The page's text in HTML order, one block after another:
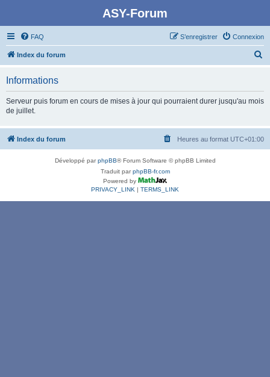
ASY-Forum
FAQ Connexion
S’enregistrer
Index du forum
c
Informations
Serveur puis forum en cours de mises à jour qui pourraient durer jusqu'au mois
de juillet.
Index du forum Heures au format UTC+01:00
Développé parphpBB® Forum Software © phpBB Limited
Traduit parphpBB-fr.com
Powered by
PRIVACY_LINK | TERMS_LINK